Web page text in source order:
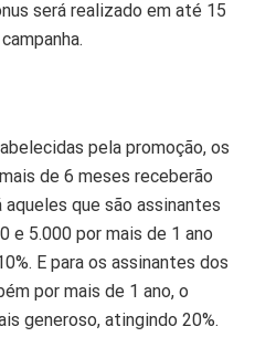
será realizado em até 15
pela promoção, os
de 6 meses receberão
aqueles que são assinantes
e 5.000 por mais de 1 ano
E para os assinantes dos
por mais de 1 ano, o
generoso, atingindo 20%.